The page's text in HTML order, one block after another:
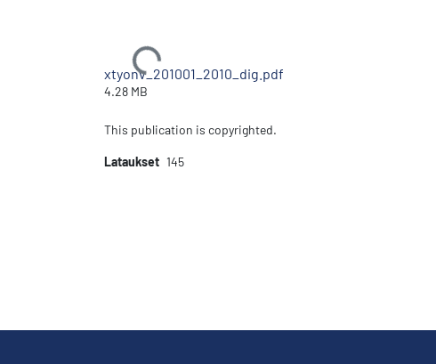
Ladataan...
xtyonv_201001_2010_dig.pdf
4.28 MB
This publication is copyrighted.
Lataukset 145